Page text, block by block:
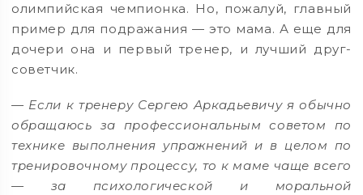
олимпийская чемпионка. Но, пожалуй, главный
пример для подражания — это мама. А еще для
дочери она и первый тренер, и лучший друг-
советчик.
— Если к тренеру Сергею Аркадьевичу я обычно
обращаюсь за профессиональным советом по
технике выполнения упражнений и в целом по
тренировочному процессу, то к маме чаще всего
— за психологической и моральной